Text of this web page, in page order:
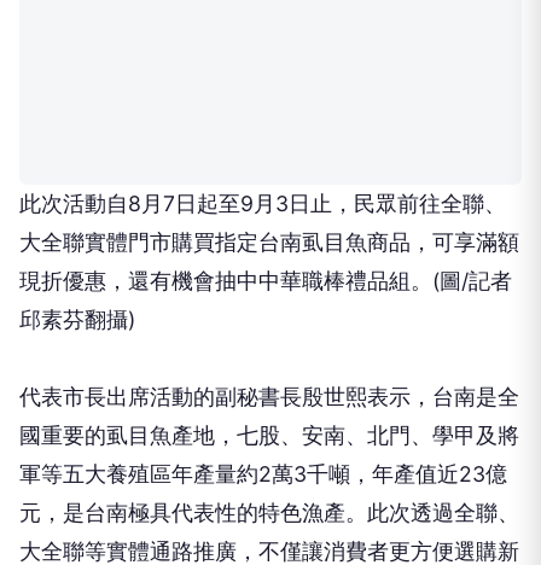
此次活動自8月7日起至9月3日止，民眾前往全聯、
大全聯實體門市購買指定台南虱目魚商品，可享滿額
現折優惠，還有機會抽中中華職棒禮品組。(圖/記者
邱素芬翻攝)
代表市長出席活動的副秘書長殷世熙表示，台南是全
國重要的虱目魚產地，七股、安南、北門、學甲及將
軍等五大養殖區年產量約2萬3千噸，年產值近23億
元，是台南極具代表性的特色漁產。此次透過全聯、
大全聯等實體通路推廣，不僅讓消費者更方便選購新